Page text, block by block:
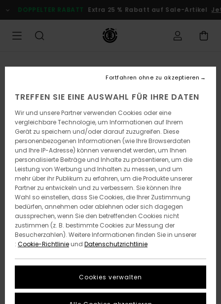
zur
Produktinformation
DOPPELTER RABATT Extra 25 % Rabatt auf Sale-Artikel
TREFFEN SIE EINE AUSWAHL FÜR IHRE DATEN
Wir und unsere Partner verwenden Cookies oder eine
vergleichbare Technologie, um Informationen auf Ihrem
Gerät zu speichern und/oder darauf zuzugreifen. Diese
personenbezogenen Informationen (wie Ihre Browserdaten
und Ihre IP-Adresse) können verwendet werden, um Ihnen
personalisierte Beiträge und Inhalte zu präsentieren, um die
Leistung von Werbung und Inhalten zu messen, und um
mehr über ihr Publikum zu erfahren, um die Produkte unserer
Partner zu entwickeln und zu verbessern. Sie können Ihre
Wahl so einstellen, dass Sie Cookies, die Ihrer Zustimmung
bedürfen, annehmen oder ablehnen oder sich dagegen
aussprechen, wenn Sie den betreffenden Cookies nicht
zustimmen (z. B. bestimmte Cookies zur Messung der
Besucherzahlen). Weitere Informationen finden Sie in unserer
: Cookie-Richtlinieund Datenschutzrichtlinie
Cookies verwalten
Fortfahren ohne zu akzeptieren